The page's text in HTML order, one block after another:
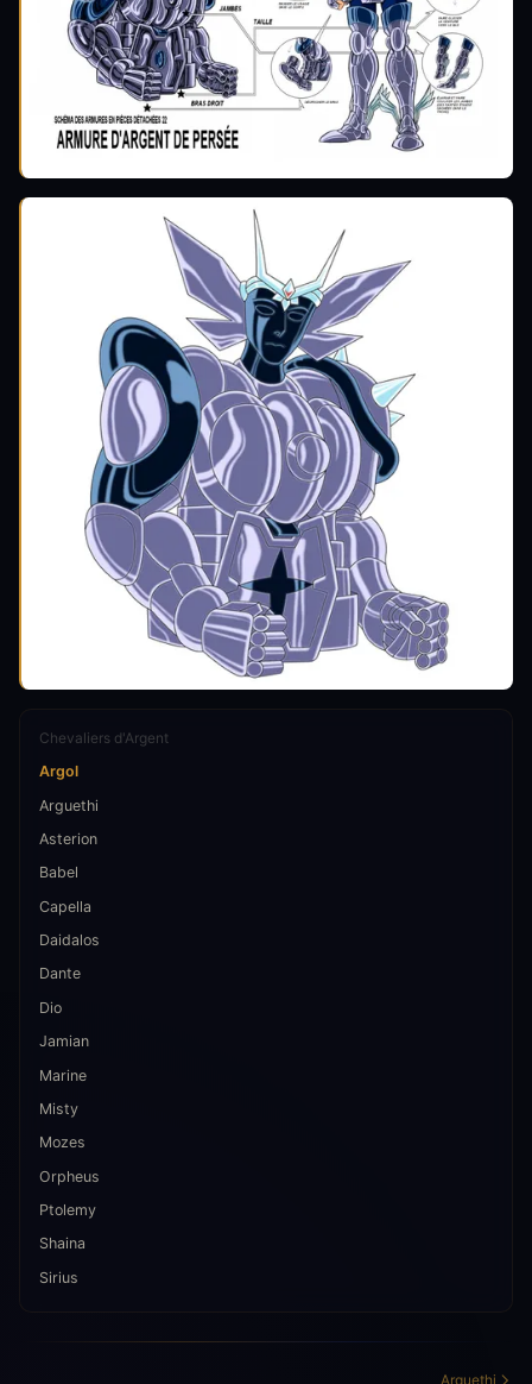
Chevaliers d'Argent
Argol
Arguethi
Asterion
Babel
Capella
Daidalos
Dante
Dio
Jamian
Marine
Misty
Mozes
Orpheus
Ptolemy
Shaina
Sirius
Arguethi